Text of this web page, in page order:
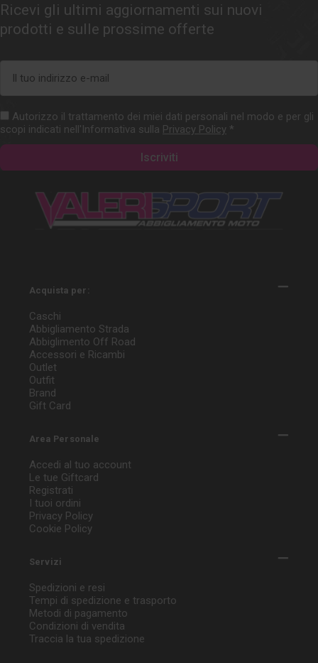
Ricevi gli ultimi aggiornamenti sui nuovi
prodotti e sulle prossime offerte
mail
Autorizzo il trattamento dei miei dati personali nel modo e per gli
scopi indicati nell'Informativa sulla Privacy Policy *
Acquista per:
Caschi
Abbigliamento Strada
Abbiglimento Off Road
Accessori e Ricambi
Outlet
Outfit
Brand
Gift Card
Area Personale
Accedi al tuo account
Le tue Giftcard
Registrati
I tuoi ordini
Privacy Policy
Cookie Policy
Servizi
Spedizioni e resi
Tempi di spedizione e trasporto
Metodi di pagamento
Condizioni di vendita
Traccia la tua spedizione